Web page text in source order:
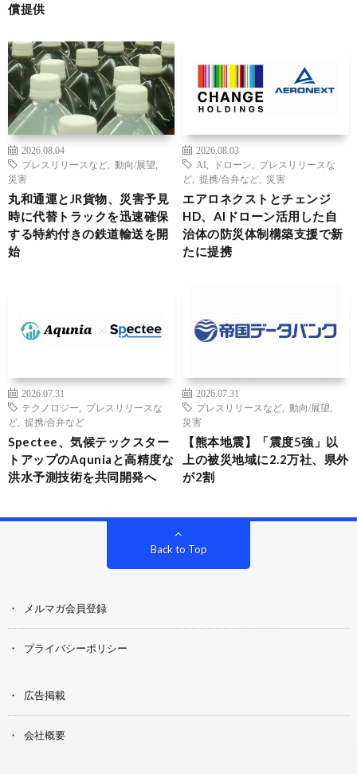
償提供
2026.08.04
プレスリリースなど
動向/展望
災害
丸和通運とJR貨物、災害予見
時に代替トラックを迅速確保
する特約付きの鉄道輸送を開
始
2026.08.03
AI
ドローン
プレスリリースな
ど
提携/合弁など 災害
エアロネクストとチェンジ
HD、AIドローン活用した自
治体の防災体制構築支援で新
たに提携
2026.07.31
テクノロジー
プレスリリースな
ど
提携/合弁など
Spectee、気候テックスター
トアップのAquniaと高精度な
洪水予測技術を共同開発へ
2026.07.31
プレスリリースなど
動向/展望
災害
【熊本地震】「震度5強」以
上の被災地域に2.2万社、県外
が2割
Back to Top
メルマガ会員登録
プライバシーポリシー
広告掲載
会社概要